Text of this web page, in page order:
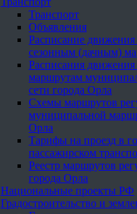
Транспорт
Объявления
Расписание движения
сезонным (дачным)
Расписания движения
маршрутам
сети города Орла
Схемы маршрутов
муниципальной
Орла
Тарифы на проезд в
пассажирском
Реестр маршрутов
города Орла
Национальные проекты РФ
Градостроительство и